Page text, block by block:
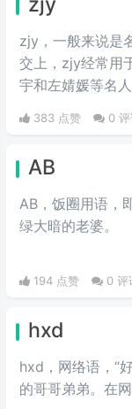
zjy，一般来说是
交上，zjy经常用
宇和左婧媛等名
383 点赞 0 评
AB
AB，饭圈用语，
绿大暗的老婆。​
194 点赞 0 评
hxd
hxd，网络语，“
的哥哥弟弟。在